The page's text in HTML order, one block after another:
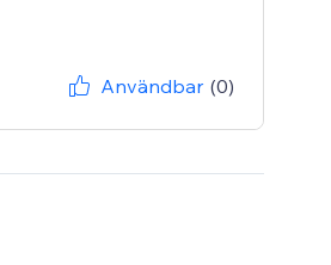
Användbar (0)